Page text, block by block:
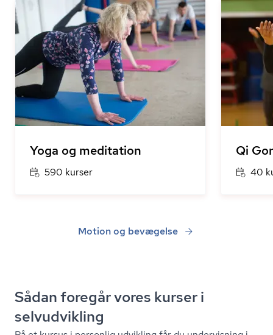
Yoga og meditation
590 kurser
Qi
40
Motion og bevægelse
Sådan foregår vores kurser i
selvudvikling